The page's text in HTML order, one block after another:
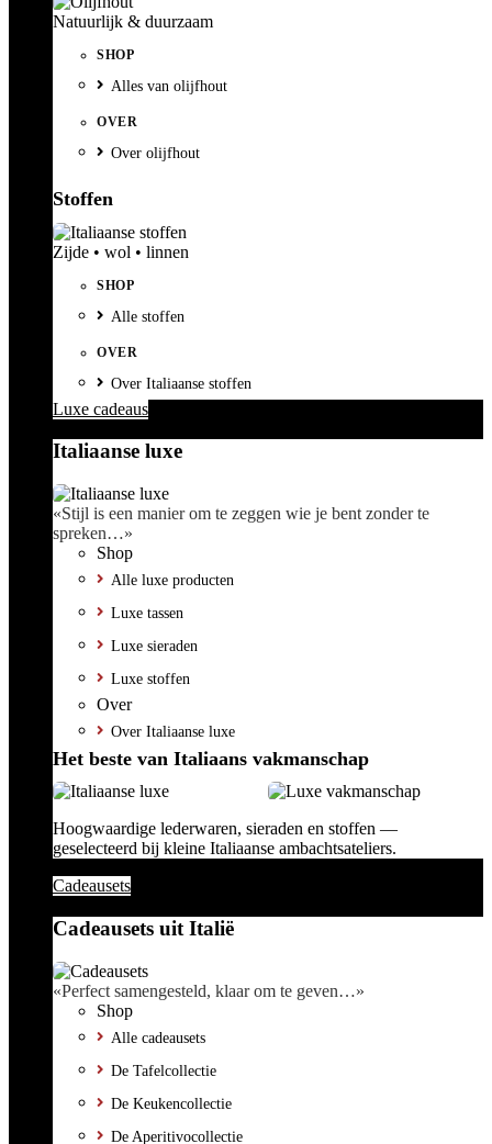
Natuurlijk & duurzaam
SHOP
Alles van olijfhout
OVER
Over olijfhout
Stoffen
Zijde • wol • linnen
SHOP
Alle stoffen
OVER
Over Italiaanse stoffen
Luxe cadeaus
Italiaanse luxe
«Stijl is een manier om te zeggen wie je bent zonder te
spreken…»
Shop
Alle luxe producten
Luxe tassen
Luxe sieraden
Luxe stoffen
Over
Over Italiaanse luxe
Het beste van Italiaans vakmanschap
Hoogwaardige lederwaren, sieraden en stoffen —
geselecteerd bij kleine Italiaanse ambachtsateliers.
Cadeausets
Cadeausets uit Italië
«Perfect samengesteld, klaar om te geven…»
Shop
Alle cadeausets
De Tafelcollectie
De Keukencollectie
De Aperitivocollectie